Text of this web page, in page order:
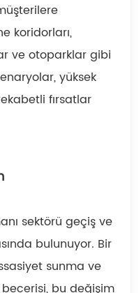
koridorları,
ve otoparklar gibi
yüksek
fırsatlar
sektörü geçiş ve
bulunuyor. Bir
sunma ve
bu değişim